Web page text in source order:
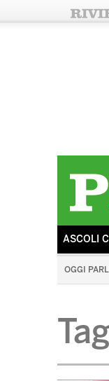
ASCOLI
OGGI
Tag